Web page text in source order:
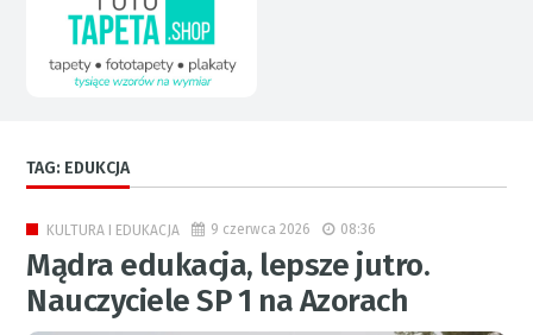
TAG: EDUKCJA
KULTURA I EDUKACJA 9 czerwca 2026 08:36
Mądra edukacja, lepsze jutro.
Nauczyciele SP 1 na Azorach